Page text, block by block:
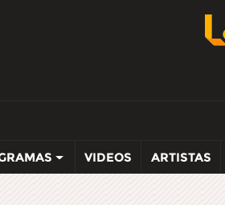
VIDEOS ARTISTAS